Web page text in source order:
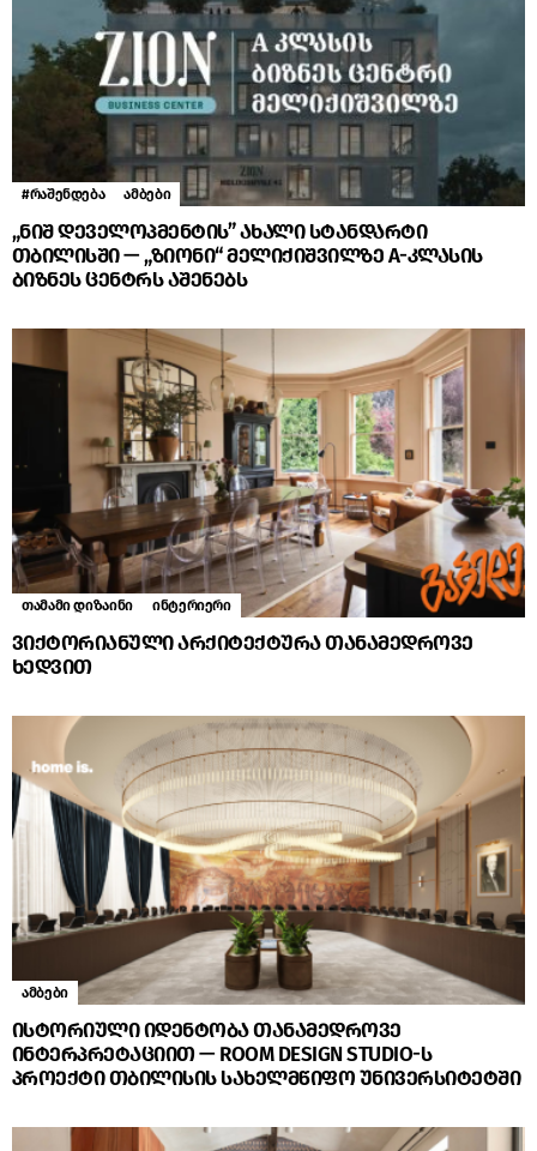
#რაშენდება ამბები
„ნიშ დეველოპმენტის” ახალი სტანდარტი
თბილისში — „ზიონი“ მელიქიშვილზე A-კლასის
ბიზნეს ცენტრს აშენებს
თამამი დიზაინი ინტერიერი
ვიქტორიანული არქიტექტურა თანამედროვე
ხედვით
ამბები
ისტორიული იდენტობა თანამედროვე
ინტერპრეტაციით — ROOM DESIGN STUDIO-ს
პროექტი თბილისის სახელმწიფო უნივერსიტეტში